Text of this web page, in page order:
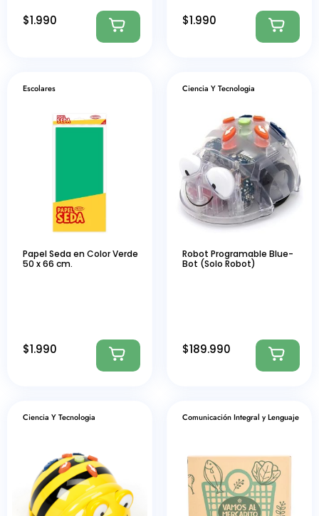
$1.990 $1.990
Escolares
Papel Seda en Color Verde
50 x 66 cm.
$1.990
Ciencia Y Tecnologia
Robot Programable Blue-
Bot (Solo Robot)
$189.990
Ciencia Y Tecnologia Comunicación Integral y Lenguaje